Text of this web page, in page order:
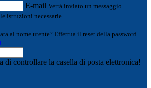
E-mail Verrà inviato un messaggio
istruzioni necessarie.
al nome utente? Effettua il reset della password
di controllare la casella di posta elettronica!